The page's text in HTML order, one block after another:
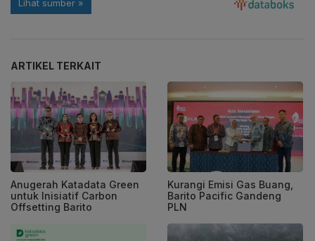
ARTIKEL TERKAIT
Anugerah Katadata Green
untuk Inisiatif Carbon
Offsetting Barito
Kurangi Emisi Gas Buang,
Barito Pacific Gandeng
PLN